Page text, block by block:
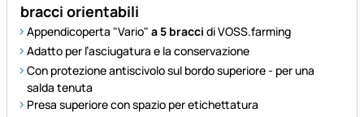
bracci orientabili
Appendicoperta "Vario" a 5 bracci di VOSS.farming
Adatto per l’asciugatura e la conservazione
Con protezione antiscivolo sul bordo superiore - per una
salda tenuta
Presa superiore con spazio per etichettatura